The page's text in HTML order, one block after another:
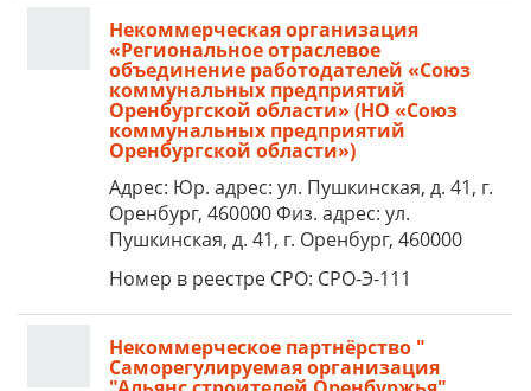
Некоммерческая организация
«Региональное отраслевое
объединение работодателей «Союз
коммунальных предприятий
Оренбургской области» (НО «Союз
коммунальных предприятий
Оренбургской области»)
Адрес: Юр. адрес: ул. Пушкинская, д. 41, г.
Оренбург, 460000 Физ. адрес: ул.
Пушкинская, д. 41, г. Оренбург, 460000
Номер в реестре СРО: СРО-Э-111
Некоммерческое партнёрство "
Саморегулируемая организация